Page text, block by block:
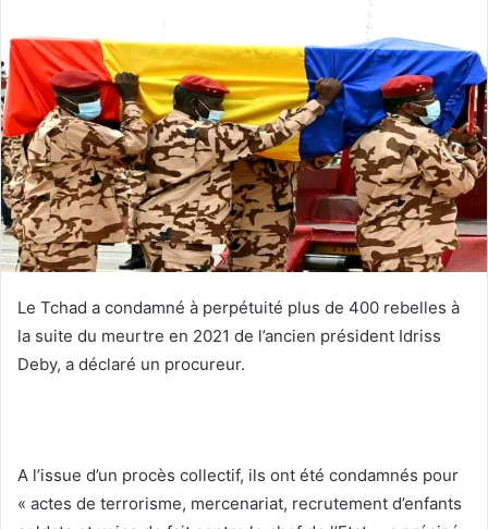
Le Tchad a condamné à perpétuité plus de 400 rebelles à
la suite du meurtre en 2021 de l’ancien président Idriss
Deby, a déclaré un procureur.
A l’issue d’un procès collectif, ils ont été condamnés pour
« actes de terrorisme, mercenariat, recrutement d’enfants